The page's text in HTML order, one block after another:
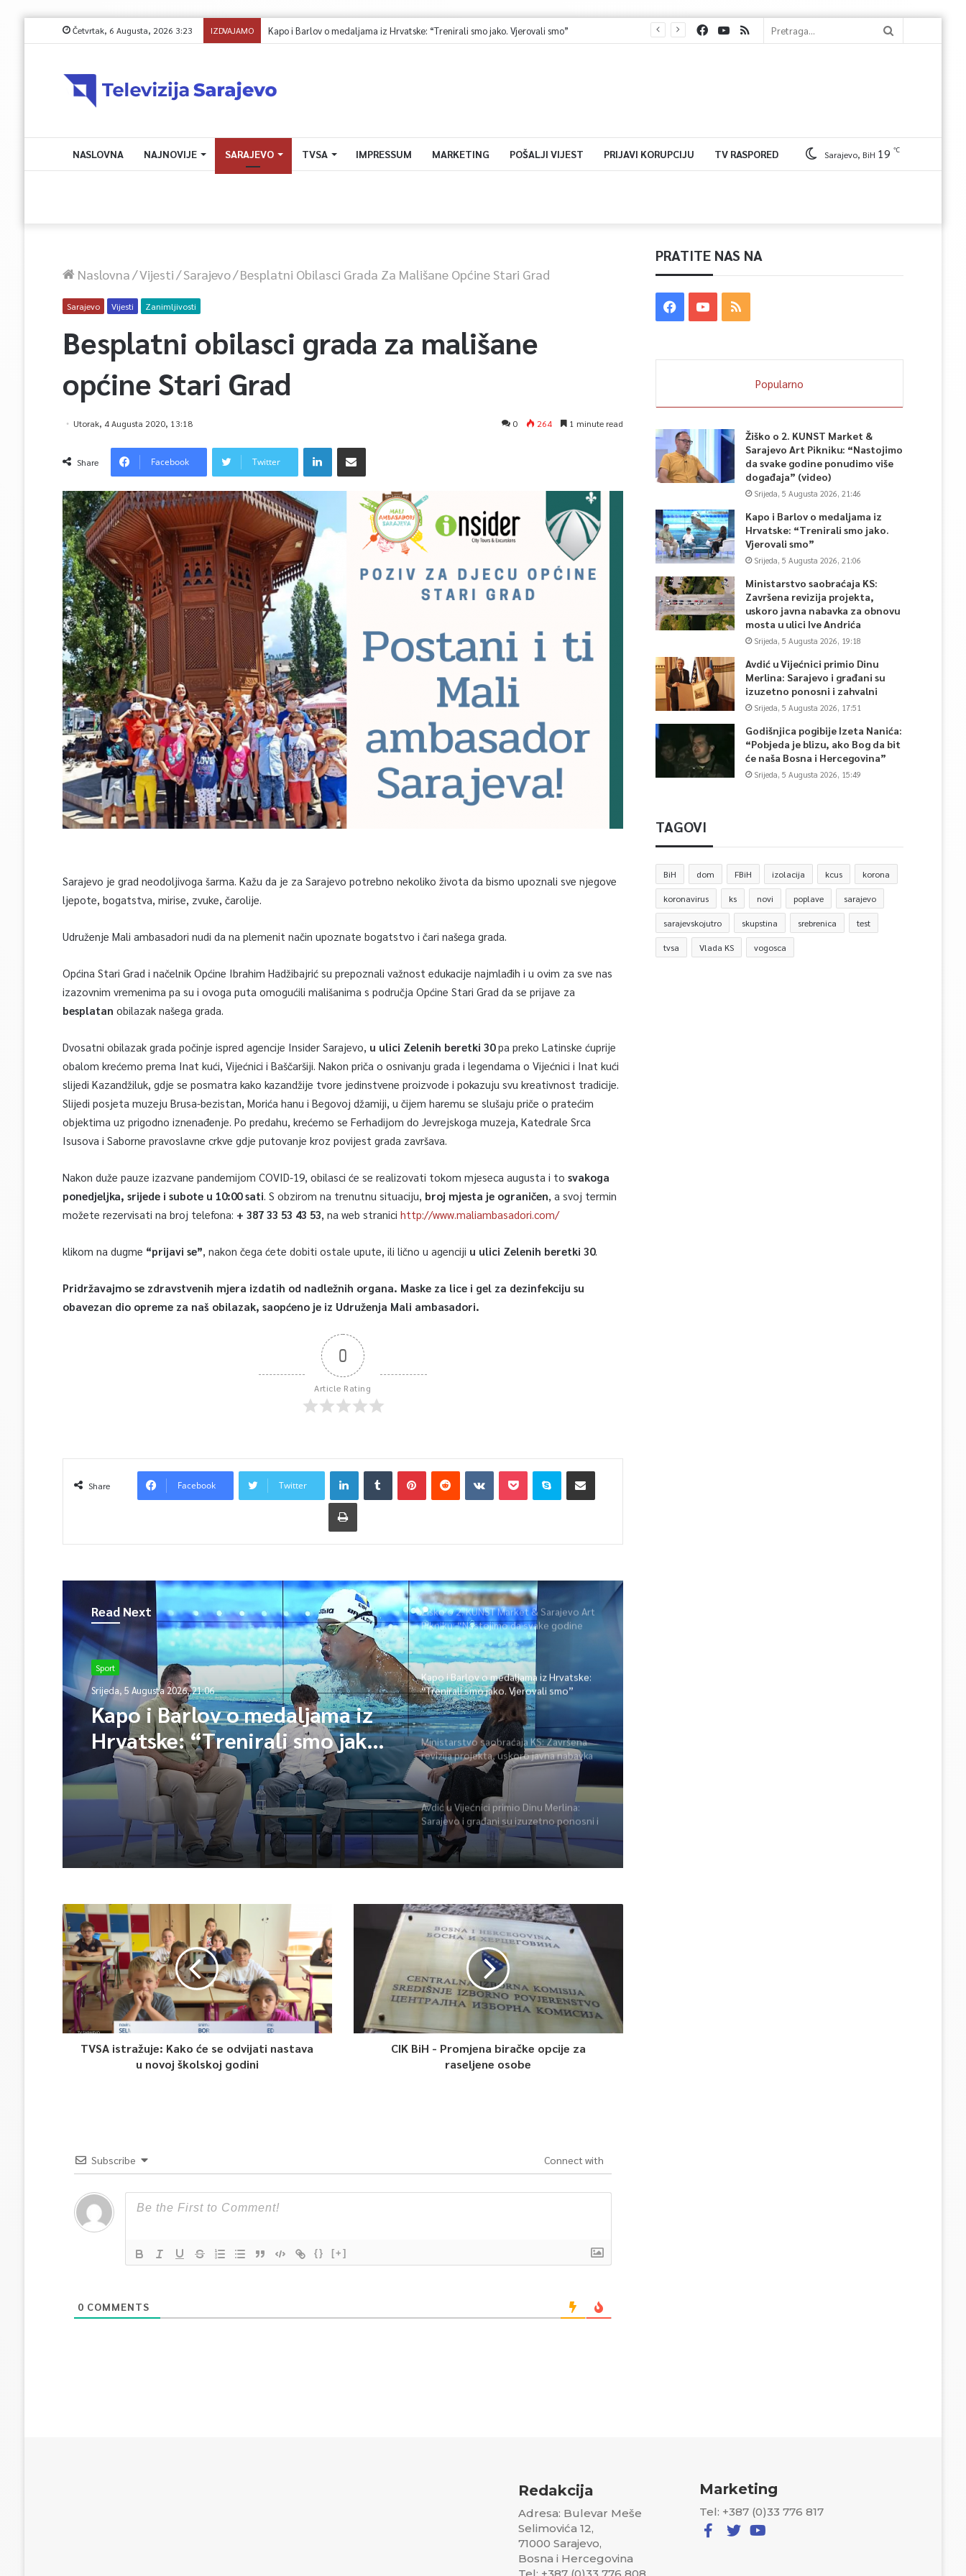
Četvrtak, 6 Augusta, 2026 3:23 IZDVAJAMO
NASLOVNA NAJNOVIJE SARAJEVO TVSA IMPRESSUM MARKETING POŠALJI VIJEST PRIJAVI KORUPCIJU TV RASPORED Sarajevo, BiH 19 ℃
Naslovna/Vijesti/Sarajevo/Besplatni Obilasci Grada Za Mališane Općine Stari Grad
Sarajevo Vijesti Zanimljivosti
Besplatni obilasci grada za mališane
općine Stari Grad
Utorak, 4 Augusta 2020, 13:18 0 264 1 minute read
Share Facebook Twitter
Sarajevo je grad neodoljivoga šarma. Kažu da je za Sarajevo potrebno nekoliko života da bismo upoznali sve njegove
ljepote, bogatstva, mirise, zvuke, čarolije.
Udruženje Mali ambasadori nudi da na plemenit način upoznate bogatstvo i čari našega grada.
Općina Stari Grad i načelnik Općine Ibrahim Hadžibajrić su prepoznali važnost edukacije najmlađih i u ovim za sve nas
izazovnim vremenima pa su i ovoga puta omogućili mališanima s područja Općine Stari Grad da se prijave za
besplatan obilazak našega grada.
Dvosatni obilazak grada počinje ispred agencije Insider Sarajevo, u ulici Zelenih beretki 30pa preko Latinske ćuprije
obalom krećemo prema Inat kući, Vijećnici i Baščaršiji. Nakon priča o osnivanju grada i legendama o Vijećnici i Inat kući
slijedi Kazandžiluk, gdje se posmatra kako kazandžije tvore jedinstvene proizvode i pokazuju svu kreativnost tradicije.
Slijedi posjeta muzeju Brusa-bezistan, Morića hanu i Begovoj džamiji, u čijem haremu se slušaju priče o pratećim
objektima uz prigodno iznenađenje. Po predahu, krećemo se Ferhadijom do Jevrejskoga muzeja, Katedrale Srca
Isusova i Saborne pravoslavne crkve gdje putovanje kroz povijest grada završava.
Nakon duže pauze izazvane pandemijom COVID-19, obilasci će se realizovati tokom mjeseca augusta i to svakoga
ponedjeljka, srijede i subote u 10:00 sati. S obzirom na trenutnu situaciju, broj mjesta je ograničen, a svoj termin
možete rezervisati na broj telefona: + 387 33 53 43 53, na web stranici http://www.maliambasadori.com/
klikom na dugme “prijavi se”, nakon čega ćete dobiti ostale upute, ili lično u agenciji u ulici Zelenih beretki 30.
Pridržavajmo se zdravstvenih mjera izdatih od nadležnih organa. Maske za lice i gel za dezinfekciju su
obavezan dio opreme za naš obilazak, saopćeno je iz Udruženja Mali ambasadori.
0
Article Rating
Share Facebook Twitter
Read Next
Sport
Srijeda, 5 Augusta 2026, 21:06
Kapo i Barlov o medaljama iz
Hrvatske: “Trenirali smo jako.
Vjerovali smo”
Žiško o 2. KUNST Market & Sarajevo Art
Pikniku: “Nastojimo da svake godine
ponudimo više događaja” (video)
Kapo i Barlov o medaljama iz Hrvatske:
“Trenirali smo jako. Vjerovali smo”
Ministarstvo saobraćaja KS: Završena
revizija projekta, uskoro javna nabavka
za obnovu mosta u ulici Ive Andrića
Avdić u Vijećnici primio Dinu Merlina:
Sarajevo i građani su izuzetno ponosni i
zahvalni
TVSA istražuje: Kako će se odvijati nastava
u novoj školskoj godini
CIK BiH - Promjena biračke opcije za
raseljene osobe
Subscribe Connect with
{} [+]
0 COMMENTS
PRATITE NAS NA
Popularno
Žiško o 2. KUNST Market &
Sarajevo Art Pikniku: “Nastojimo
da svake godine ponudimo više
događaja” (video)
Srijeda, 5 Augusta 2026, 21:46
Kapo i Barlov o medaljama iz
Hrvatske: “Trenirali smo jako.
Vjerovali smo”
Srijeda, 5 Augusta 2026, 21:06
Ministarstvo saobraćaja KS:
Završena revizija projekta,
uskoro javna nabavka za obnovu
mosta u ulici Ive Andrića
Srijeda, 5 Augusta 2026, 19:18
Avdić u Vijećnici primio Dinu
Merlina: Sarajevo i građani su
izuzetno ponosni i zahvalni
Srijeda, 5 Augusta 2026, 17:51
Godišnjica pogibije Izeta Nanića:
“Pobjeda je blizu, ako Bog da bit
će naša Bosna i Hercegovina”
Srijeda, 5 Augusta 2026, 15:49
TAGOVI
BiH dom FBiH izolacija kcus korona
koronavirus ks novi poplave sarajevo
sarajevskojutro skupstina srebrenica test
tvsa Vlada KS vogosca
Redakcija
Adresa: Bulevar Meše
Selimovića 12,
71000 Sarajevo,
Bosna i Hercegovina
Marketing
Tel: +387 (0)33 776 817